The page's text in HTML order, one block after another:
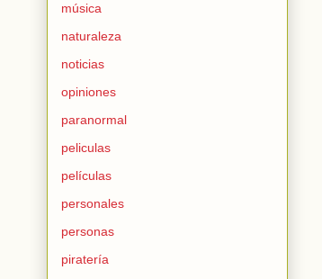
música
naturaleza
noticias
opiniones
paranormal
peliculas
películas
personales
personas
piratería